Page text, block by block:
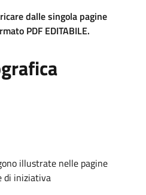
dalle singola pagine
PDF EDITABILE.
illustrate nelle pagine
di iniziativa